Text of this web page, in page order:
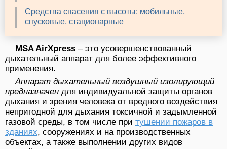
Средства спасения с высоты: мобильные,
спусковые, стационарные
MSA AirXpress – это усовершенствованный
дыхательный аппарат для более эффективного
применения.
Аппарат дыхательный воздушный изолирующий
предназначен для индивидуальной защиты органов
дыхания и зрения человека от вредного воздействия
непригодной для дыхания токсичной и задымленной
газовой среды, в том числе при тушении пожаров в
зданиях, сооружениях и на производственных
объектах, а также выполнении других видов